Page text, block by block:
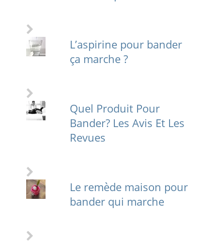
L’aspirine pour bander
ça marche ?
Quel Produit Pour
Bander? Les Avis Et Les
Revues
Le remède maison pour
bander qui marche